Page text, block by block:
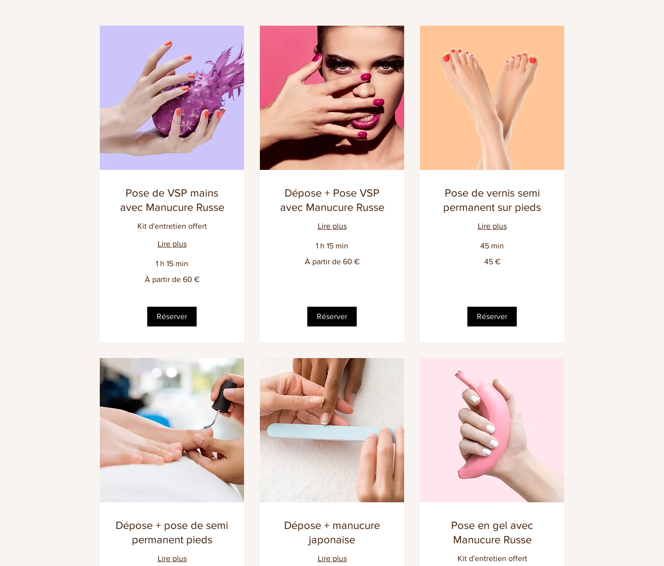
Pose de VSP mains
avec Manucure Russe
Kit d'entretien offert
Lire plus
1 h 15 min
À partir de 60 €
Réserver
Dépose + Pose VSP
avec Manucure Russe
Lire plus
1 h 15 min
À partir de 60 €
Réserver
Pose de vernis semi
permanent sur pieds
Lire plus
45 min
45 €
Réserver
Dépose + pose de semi
permanent pieds
Lire plus
Dépose + manucure
japonaise
Lire plus
Pose en gel avec
Manucure Russe
Kit d'entretien offert